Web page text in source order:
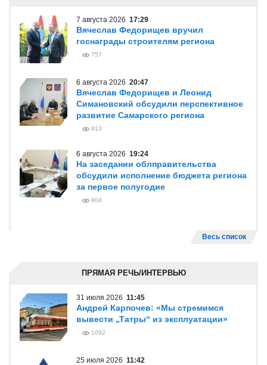
7 августа 2026 17:29
Вячеслав Федорищев вручил
госнаграды строителям региона
757
6 августа 2026 20:47
Вячеслав Федорищев и Леонид
Симановский обсудили перспективное
развитие Самарского региона
913
6 августа 2026 19:24
На заседании облправительства
обсудили исполнение бюджета региона
за первое полугодие
904
Весь список
ПРЯМАЯ РЕЧЬ/ИНТЕРВЬЮ
31 июля 2026 11:45
Андрей Карпочев: «Мы стремимся
вывести „Татры“ из эксплуатации»
1092
25 июля 2026 11:42